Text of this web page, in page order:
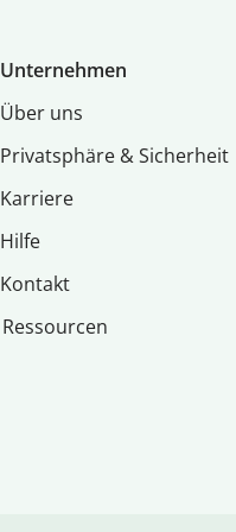
Unternehmen
Über uns
Privatsphäre & Sicherheit
Karriere
Hilfe
Kontakt
Ressourcen